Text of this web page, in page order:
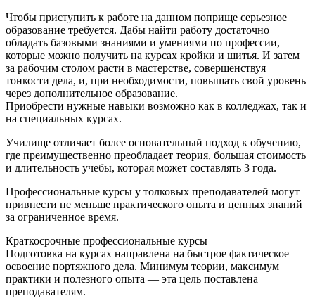
Чтобы приступить к работе на данном поприще серьезное
образование требуется. Дабы найти работу достаточно
обладать базовыми знаниями и умениями по профессии,
которые можно получить на курсах кройки и шитья. И затем
за рабочим столом расти в мастерстве, совершенствуя
тонкости дела, и, при необходимости, повышать свой уровень
через дополнительное образование.
Приобрести нужные навыки возможно как в колледжах, так и
на специальных курсах.
Училище отличает более основательный подход к обучению,
где преимущественно преобладает теория, большая стоимость
и длительность учебы, которая может составлять 3 года.
Профессиональные курсы у толковых преподавателей могут
привнести не меньше практического опыта и ценных знаний
за ограниченное время.
Краткосрочные профессиональные курсы
Подготовка на курсах направлена на быстрое фактическое
освоение портяжного дела. Минимум теории, максимум
практики и полезного опыта — эта цель поставлена
преподавателям.